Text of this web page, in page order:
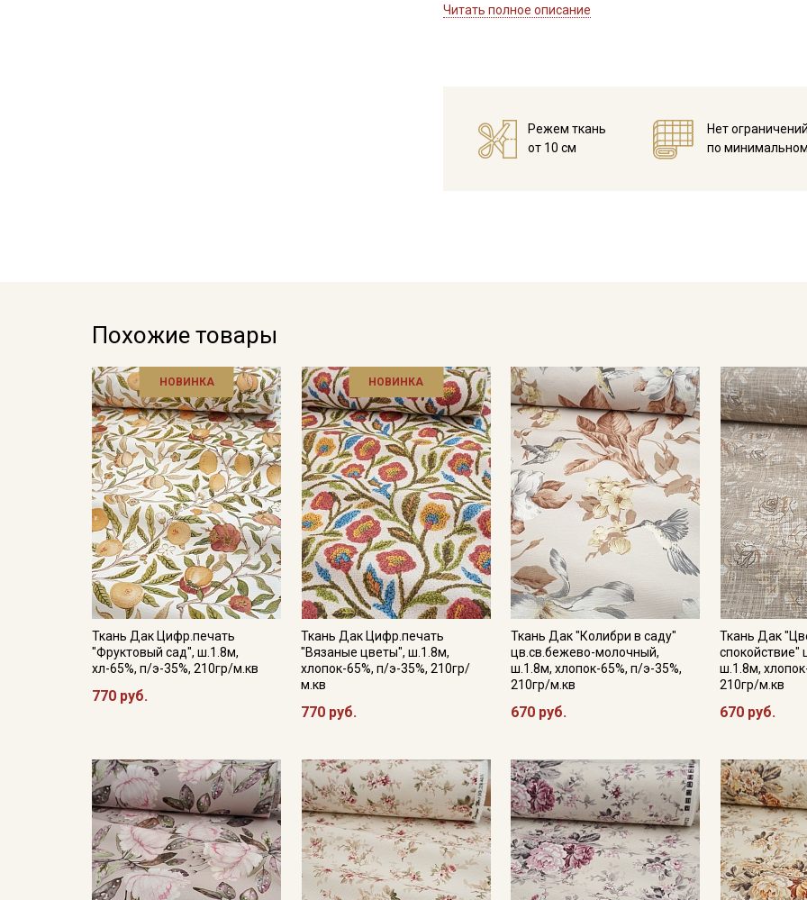
для интерьерного и уличного текстиля, где требуется
и износостойкостью. Плотное плетение, похожее на
способность держать форму. Ткань обладает приятной
Уход:
- стирка 30-40С, отжим на низких оборотах (небольшие
губкой или салфеткой — это продлит жизнь защитному
отжима - это портит пропитку и создает трудноисправимые
- не рекомендуется использовать средства с содержанием
- сушить в подвешенном и расправленном состоянии, в
- гладить, рекомендуется с паром с изнаночной стороны,
Цветопередача (тон) может отличаться от оригинального
монитора и в зависимости от партии.
Читать полное описание
Режем ткань
от 10 см
Нет ограничений
по
Похожие товары
НОВИНКА
Ткань Дак Цифр.печать
"Фруктовый сад", ш.1.8м,
хл-65%, п/э-35%, 210гр/м.кв
770 руб.
НОВИНКА
Ткань Дак Цифр.печать
"Вязаные цветы", ш.1.8м,
хлопок-65%, п/э-35%, 210гр/
м.кв
770 руб.
Ткань Дак "Колибри в саду"
цв.св.бежево-молочный,
ш.1.8м, хлопок-65%, п/э-35%,
210гр/м.кв
670 руб.
Ткань Дак
спокойствие"
ш.1.8м,
210гр/м.кв
670 руб.
Секретная рассылка от
Купава
промокоды и скидки до 30% на узкие
Электронная почта
Подписаться